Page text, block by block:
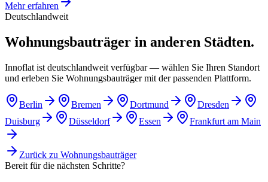
Mehr erfahren
Deutschlandweit
Wohnungsbauträger in anderen Städten.
Innoflat ist deutschlandweit verfügbar — wählen Sie Ihren Standort
und erleben Sie Wohnungsbauträger mit der passenden Plattform.
Berlin Bremen Dortmund
Dresden
Duisburg
Düsseldorf Essen Frankfurt am Main
Zurück zu Wohnungsbauträger
Bereit für die nächsten Schritte?